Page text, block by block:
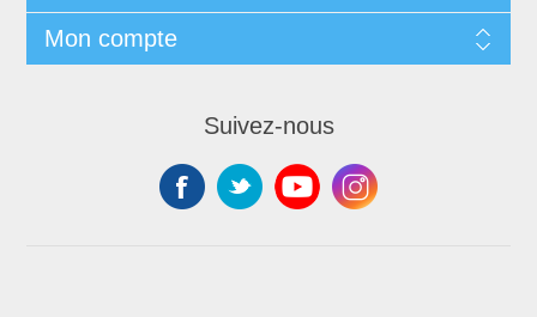
Mon compte
Suivez-nous